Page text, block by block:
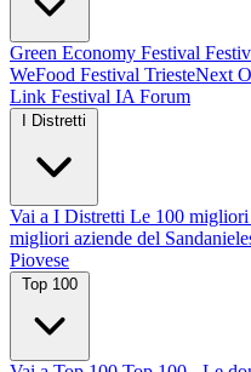
Green Economy Festival
WeFood Festival TriesteNext
Link Festival IA Forum
I Distretti
Vai a I Distretti Le 100 migliori
migliori aziende del
Piovese
Top 100